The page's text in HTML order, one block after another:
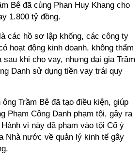
Bê đã cùng Phan Huy Khang cho
1.800 tỷ đồng.
các hồ sơ lập khống, các công ty
hoạt động kinh doanh, không thẩm
sau khi cho vay, nhưng đại gia Trầm
Danh sử dụng tiền vay trái quy
Trầm Bê đã tạo điều kiện, giúp
Phạm Công Danh phạm tội, gây ra
vi này đã phạm vào tội Cố ý
Nhà nước về quản lý kinh tế gây